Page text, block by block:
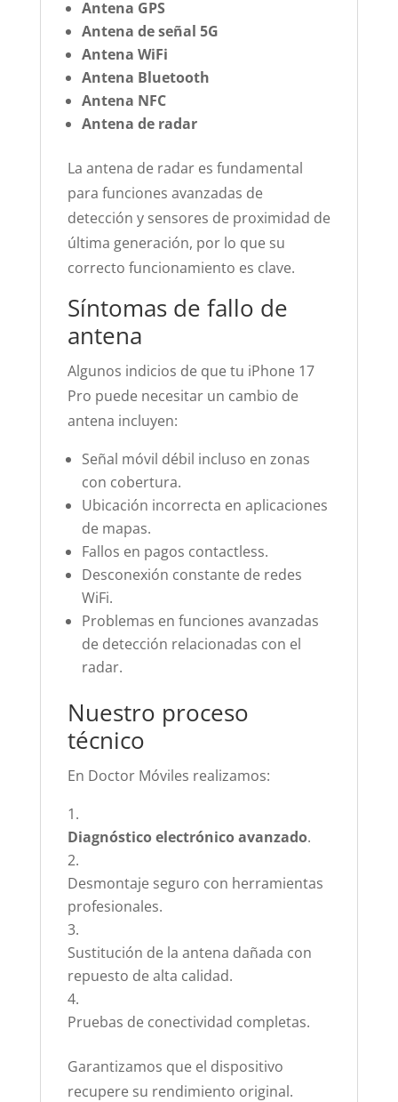
Antena GPS
Antena de señal 5G
Antena WiFi
Antena Bluetooth
Antena NFC
Antena de radar
La antena de radar es fundamental
para funciones avanzadas de
detección y sensores de proximidad de
última generación, por lo que su
correcto funcionamiento es clave.
Síntomas de fallo de
antena
Algunos indicios de que tu iPhone 17
Pro puede necesitar un cambio de
antena incluyen:
Señal móvil débil incluso en zonas
con cobertura.
Ubicación incorrecta en aplicaciones
de mapas.
Fallos en pagos contactless.
Desconexión constante de redes
WiFi.
Problemas en funciones avanzadas
de detección relacionadas con el
radar.
Nuestro proceso
técnico
En Doctor Móviles realizamos:
Diagnóstico electrónico avanzado.
Desmontaje seguro con herramientas
profesionales.
Sustitución de la antena dañada con
repuesto de alta calidad.
Pruebas de conectividad completas.
Garantizamos que el dispositivo
recupere su rendimiento original.